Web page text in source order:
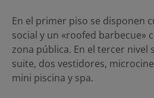
En el primer piso se disponen
social y un «roofed barbecue»
zona pública. En el tercer nivel
suite, dos vestidores,
mini piscina y spa.